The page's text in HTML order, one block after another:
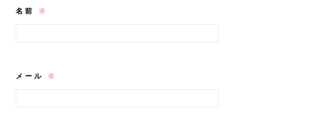
名前 ※
メール ※